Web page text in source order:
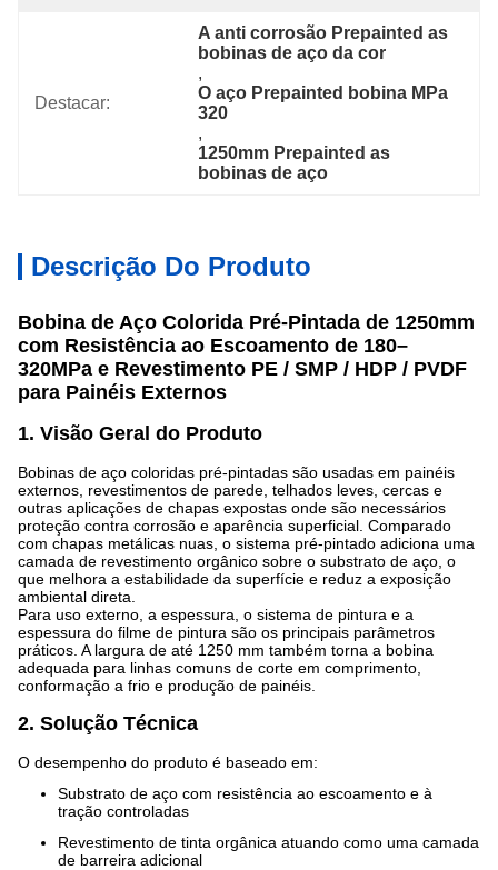
Destacar:
A anti corrosão Prepainted as
bobinas de aço da cor
,
O aço Prepainted bobina MPa
320
,
1250mm Prepainted as
bobinas de aço
Descrição Do Produto
Bobina de Aço Colorida Pré-Pintada de 1250mm
com Resistência ao Escoamento de 180–
320MPa e Revestimento PE / SMP / HDP / PVDF
para Painéis Externos
1. Visão Geral do Produto
Bobinas de aço coloridas pré-pintadas são usadas em painéis
externos, revestimentos de parede, telhados leves, cercas e
outras aplicações de chapas expostas onde são necessários
proteção contra corrosão e aparência superficial. Comparado
com chapas metálicas nuas, o sistema pré-pintado adiciona uma
camada de revestimento orgânico sobre o substrato de aço, o
que melhora a estabilidade da superfície e reduz a exposição
ambiental direta.
Para uso externo, a espessura, o sistema de pintura e a
espessura do filme de pintura são os principais parâmetros
práticos. A largura de até 1250 mm também torna a bobina
adequada para linhas comuns de corte em comprimento,
conformação a frio e produção de painéis.
2. Solução Técnica
O desempenho do produto é baseado em:
Substrato de aço com resistência ao escoamento e à
tração controladas
Revestimento de tinta orgânica atuando como uma camada
de barreira adicional